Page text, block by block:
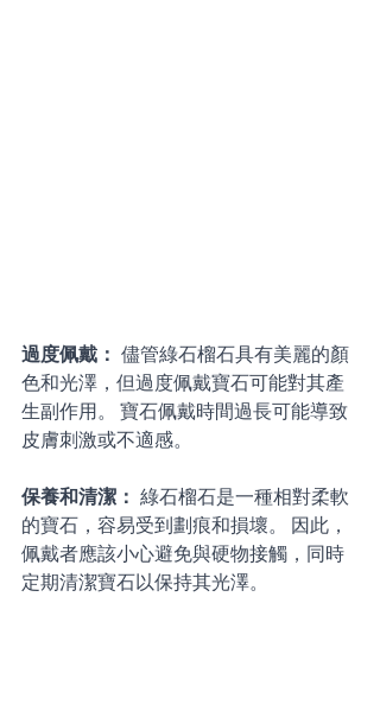
過度佩戴： 儘管綠石榴石具有美麗的顏
色和光澤，但過度佩戴寶石可能對其產
生副作用。 寶石佩戴時間過長可能導致
皮膚刺激或不適感。
保養和清潔： 綠石榴石是一種相對柔軟
的寶石，容易受到劃痕和損壞。 因此，
佩戴者應該小心避免與硬物接觸，同時
定期清潔寶石以保持其光澤。